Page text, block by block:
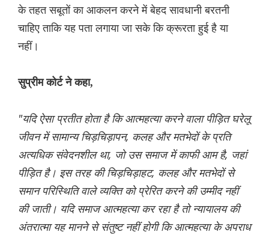
के तहत सबूतों का आकलन करने में बेहद सावधानी बरतनी
चाहिए ताकि यह पता लगाया जा सके कि क्रूरता हुई है या
नहीं।
सुप्रीम कोर्ट ने कहा,
"यदि ऐसा प्रतीत होता है कि आत्महत्या करने वाला पीड़ित घरेलू
जीवन में सामान्य चिड़चिड़ापन, कलह और मतभेदों के प्रति
अत्यधिक संवेदनशील था, जो उस समाज में काफी आम है, जहां
पीड़ित है। इस तरह की चिड़चिड़ाहट, कलह और मतभेदों से
समान परिस्थिति वाले व्यक्ति को प्रेरित करने की उम्मीद नहीं
की जाती। यदि समाज आत्महत्या कर रहा है तो न्यायालय की
अंतरात्मा यह मानने से संतुष्ट नहीं होगी कि आत्महत्या के अपराध